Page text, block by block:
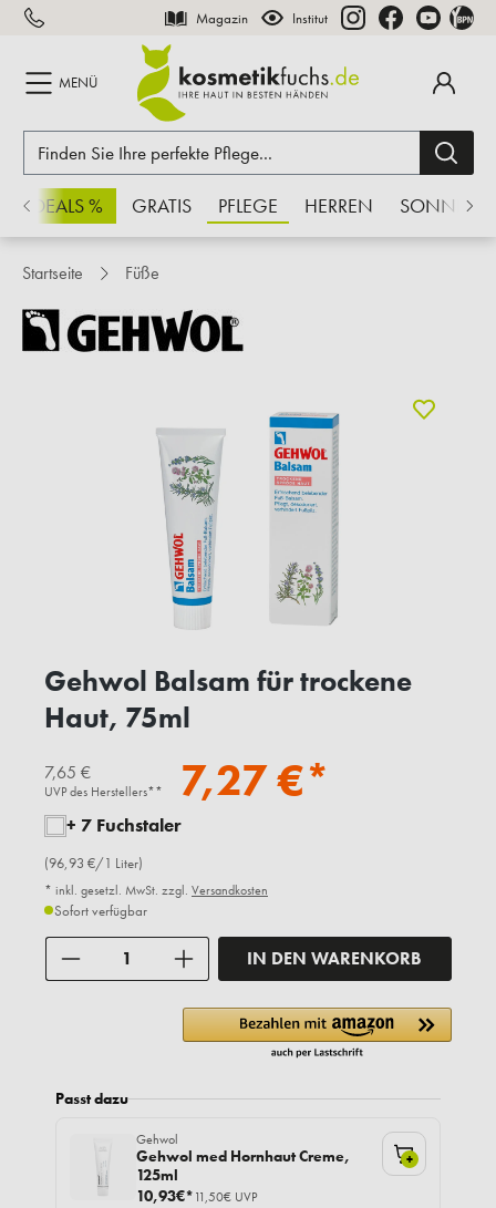
springen Magazin Institut
MENÜ
% GRATIS PFLEGE HERREN SONNE
Startseite Füße
Gehwol Balsam für trockene
Haut, 75ml
7,65 €
UVP des Herstellers** 7,27 €*
+ 7 Fuchstaler
(96,93 €/1 Liter)
* inkl. gesetzl. MwSt. zzgl. Versandkosten
Sofort verfügbar
IN DEN WARENKORB
Passt dazu
Gehwol
Gehwol med Hornhaut Creme,
125ml
10,93€*11,50€ UVP
+